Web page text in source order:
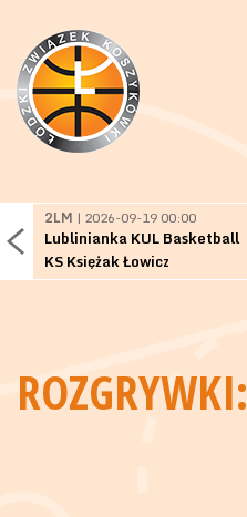
2LM | 2026-09-19 00:00
Lublinianka KUL Basketball
KS Księżak Łowicz
ROZGRYWKI: